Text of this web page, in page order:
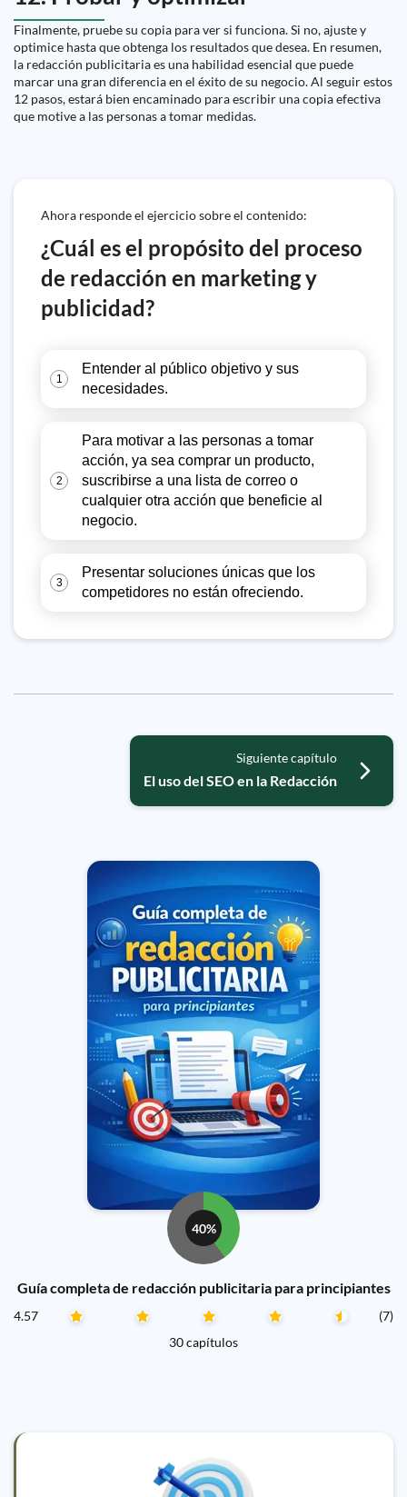
Finalmente, pruebe su copia para ver si funciona. Si no, ajuste y
optimice hasta que obtenga los resultados que desea. En resumen,
la redacción publicitaria es una habilidad esencial que puede
marcar una gran diferencia en el éxito de su negocio. Al seguir estos
12 pasos, estará bien encaminado para escribir una copia efectiva
que motive a las personas a tomar medidas.
Ahora responde el ejercicio sobre el contenido:
¿Cuál es el propósito del proceso
de redacción en marketing y
publicidad?
1
Entender al público objetivo y sus
necesidades.
2
Para motivar a las personas a tomar
acción, ya sea comprar un producto,
suscribirse a una lista de correo o
cualquier otra acción que beneficie al
negocio.
3
Presentar soluciones únicas que los
competidores no están ofreciendo.
Siguiente capítulo
El uso del SEO en la Redacción
40%
Guía completa de redacción publicitaria para principiantes
4.57
(7)
30 capítulos